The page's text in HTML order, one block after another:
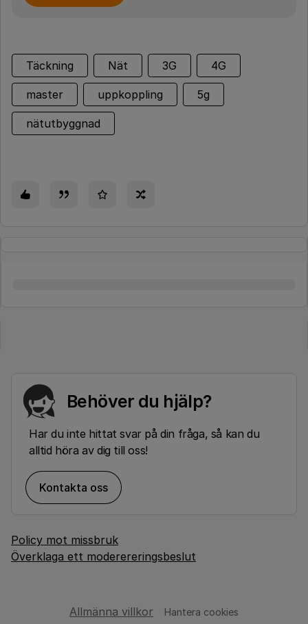
Täckning Nät 3G 4G
master uppkoppling 5g
nätutbyggnad
Behöver du hjälp?
Har du inte hittat svar på din fråga, så kan du
alltid höra av dig till oss!
Kontakta oss
Policy mot missbruk
Överklaga ett moderereringsbeslut
Allmänna villkor Hantera cookies